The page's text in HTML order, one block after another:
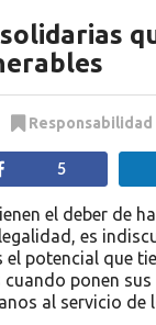
Compartir
5
el deber de
es
el potencial que
ponen sus
al servicio de